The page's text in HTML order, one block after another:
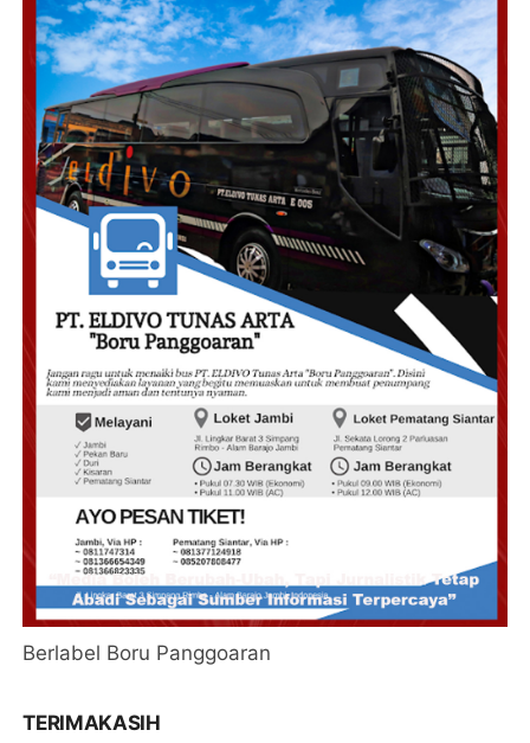
Berlabel Boru Panggoaran
TERIMAKASIH